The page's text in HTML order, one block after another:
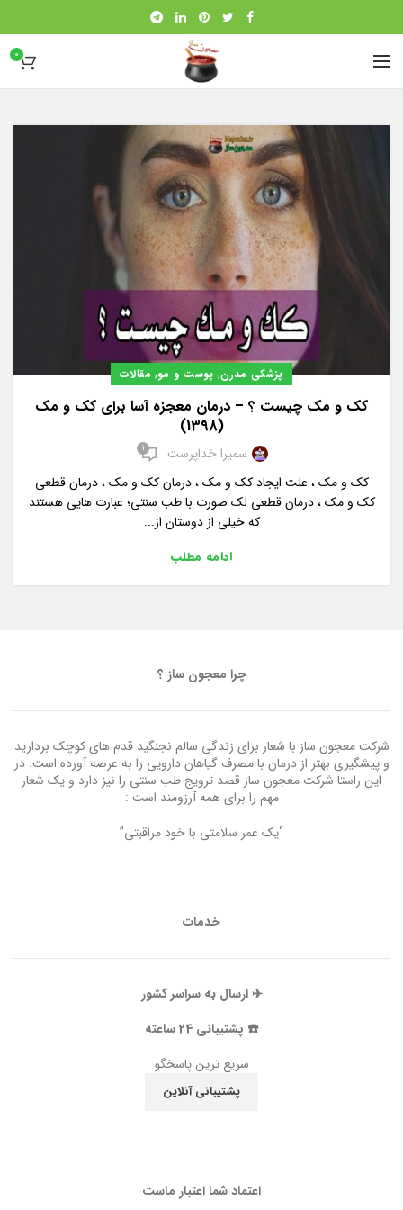
0
پزشکی مدرن, پوست و مو, مقالات
کک و مک چیست ؟ – درمان معجزه آسا برای کک و مک
(1398)
سمیرا خداپرست 1
کک و مک ، علت ایجاد کک و مک ، درمان کک و مک ، درمان قطعی
کک و مک ، درمان قطعی لک صورت با طب سنتی؛ عبارت هایی هستند
که خیلی از دوستان از...
ادامه مطلب
چرا معجون ساز ؟
شرکت معجون ساز با شعار برای زندگی سالم نجنگید قدم های کوچک بردارید
و پیشگیری بهتر از درمان با مصرف گیاهان دارویی را به عرصه آورده است. در
این راستا شرکت معجون ساز قصد ترویج طب سنتی را نیز دارد و یک شعار
مهم را برای همه آرزومند است :
“یک عمر سلامتی با خود مراقبتی”
خدمات
✈️ ارسال به سراسر کشور
☎️ پشتیبانی 24 ساعته
سریع ترین پاسخگو
پشتیبانی آنلاین
اعتماد شما اعتبار ماست